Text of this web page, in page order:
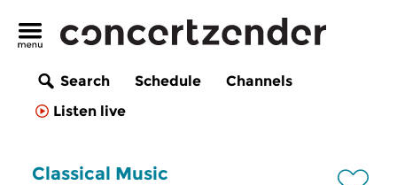
Search Schedule
Channels
Listen live
Classical Music